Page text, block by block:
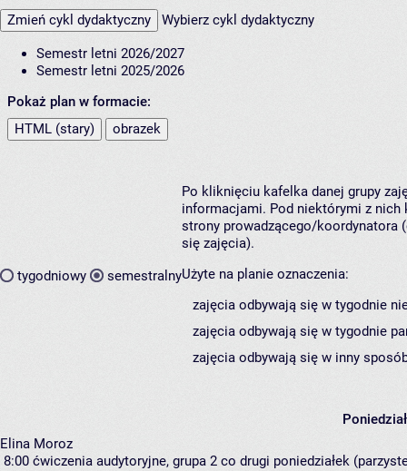
Zmień cykl dydaktyczny Wybierz cykl dydaktyczny
Semestr letni 2026/2027
Semestr letni 2025/2026
Pokaż plan w formacie:
HTML (stary)
obrazek
tygodniowy semestralny
Po kliknięciu kafelka danej grupy
informacjami. Pod niektórymi z nich
strony prowadzącego/koordynatora
się zajęcia).
Użyte na planie oznaczenia:
zajęcia odbywają się w tygodnie
zajęcia odbywają się w tygodnie
zajęcia odbywają się w inny
Elina Moroz
8:00 ćwiczenia audytoryjne, grupa 2 co drugi poniedziałek